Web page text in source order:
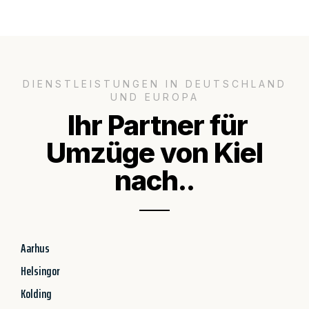
DIENSTLEISTUNGEN IN DEUTSCHLAND
UND EUROPA
Ihr Partner für
Umzüge von Kiel
nach..
Aarhus
Helsingor
Kolding